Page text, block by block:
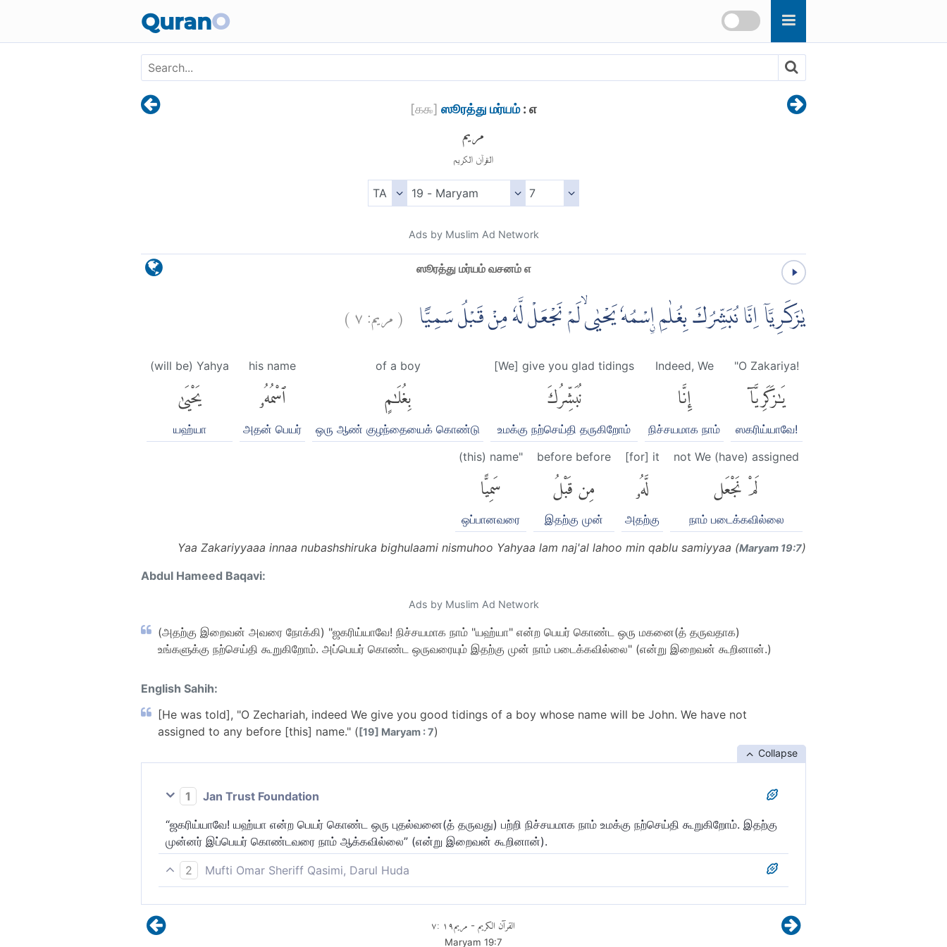
QuranO
[௧௯] ஸூரத்து மர்யம்: ௭
مريم
القرآن الكريم
Ads by Muslim Ad Network
ஸூரத்து மர்யம் வசனம் ௭
يٰزَكَرِيَّآ اِنَّا نُبَشِّرُكَ بِغُلٰمِ ِۨاسْمُهٗ يَحْيٰىۙ لَمْ نَجْعَلْ لَّهٗ مِنْ قَبْلُ سَمِيًّا (مريم:٧)
"O Zakariya!
يَٰزَكَرِيَّآ
ஸகரிய்யாவே!
Indeed, We
إِنَّا
நிச்சயமாக நாம்
[We] give you glad tidings
نُبَشِّرُكَ
உமக்கு நற்செய்தி தருகிறோம்
of a boy
بِغُلَٰمٍ
ஒரு ஆண் குழந்தையைக் கொண்டு
his name
ٱسْمُهُۥ
அதன் பெயர்
(will be) Yahya
يَحْيَىٰ
யஹ்யா
not We (have) assigned
لَمْ نَجْعَل
நாம் படைக்கவில்லை
[for] it
لَّهُۥ
அதற்கு
before before
مِن قَبْلُ
இதற்கு முன்
(this) name"
سَمِيًّا
ஒப்பானவரை
Yaa Zakariyyaaa innaa nubashshiruka bighulaami nismuhoo Yahyaa lam naj'al lahoo min qablu samiyyaa (Maryam 19:7)
Abdul Hameed Baqavi:
Ads by Muslim Ad Network
(அதற்கு இறைவன் அவரை நோக்கி) "ஜகரிய்யாவே! நிச்சயமாக நாம் "யஹ்யா" என்ற பெயர் கொண்ட ஒரு மகனை(த் தருவதாக)
உங்களுக்கு நற்செய்தி கூறுகிறோம். அப்பெயர் கொண்ட ஒருவரையும் இதற்கு முன் நாம் படைக்கவில்லை" (என்று இறைவன் கூறினான்.)
English Sahih:
[He was told], "O Zechariah, indeed We give you good tidings of a boy whose name will be John. We have not
assigned to any before [this] name." ([19] Maryam : 7)
Collapse
1
Jan Trust Foundation
“ஜகரிய்யாவே! யஹ்யா என்ற பெயர் கொண்ட ஒரு புதல்வனை(த் தருவது) பற்றி நிச்சயமாக நாம் உமக்கு நற்செய்தி கூறுகிறோம். இதற்கு
முன்னர் இப்பெயர் கொண்டவரை நாம் ஆக்கவில்லை” (என்று இறைவன் கூறினான்).
2
Mufti Omar Sheriff Qasimi, Darul Huda
القرآن الكريم - مريم١٩ :٧
Maryam 19:7